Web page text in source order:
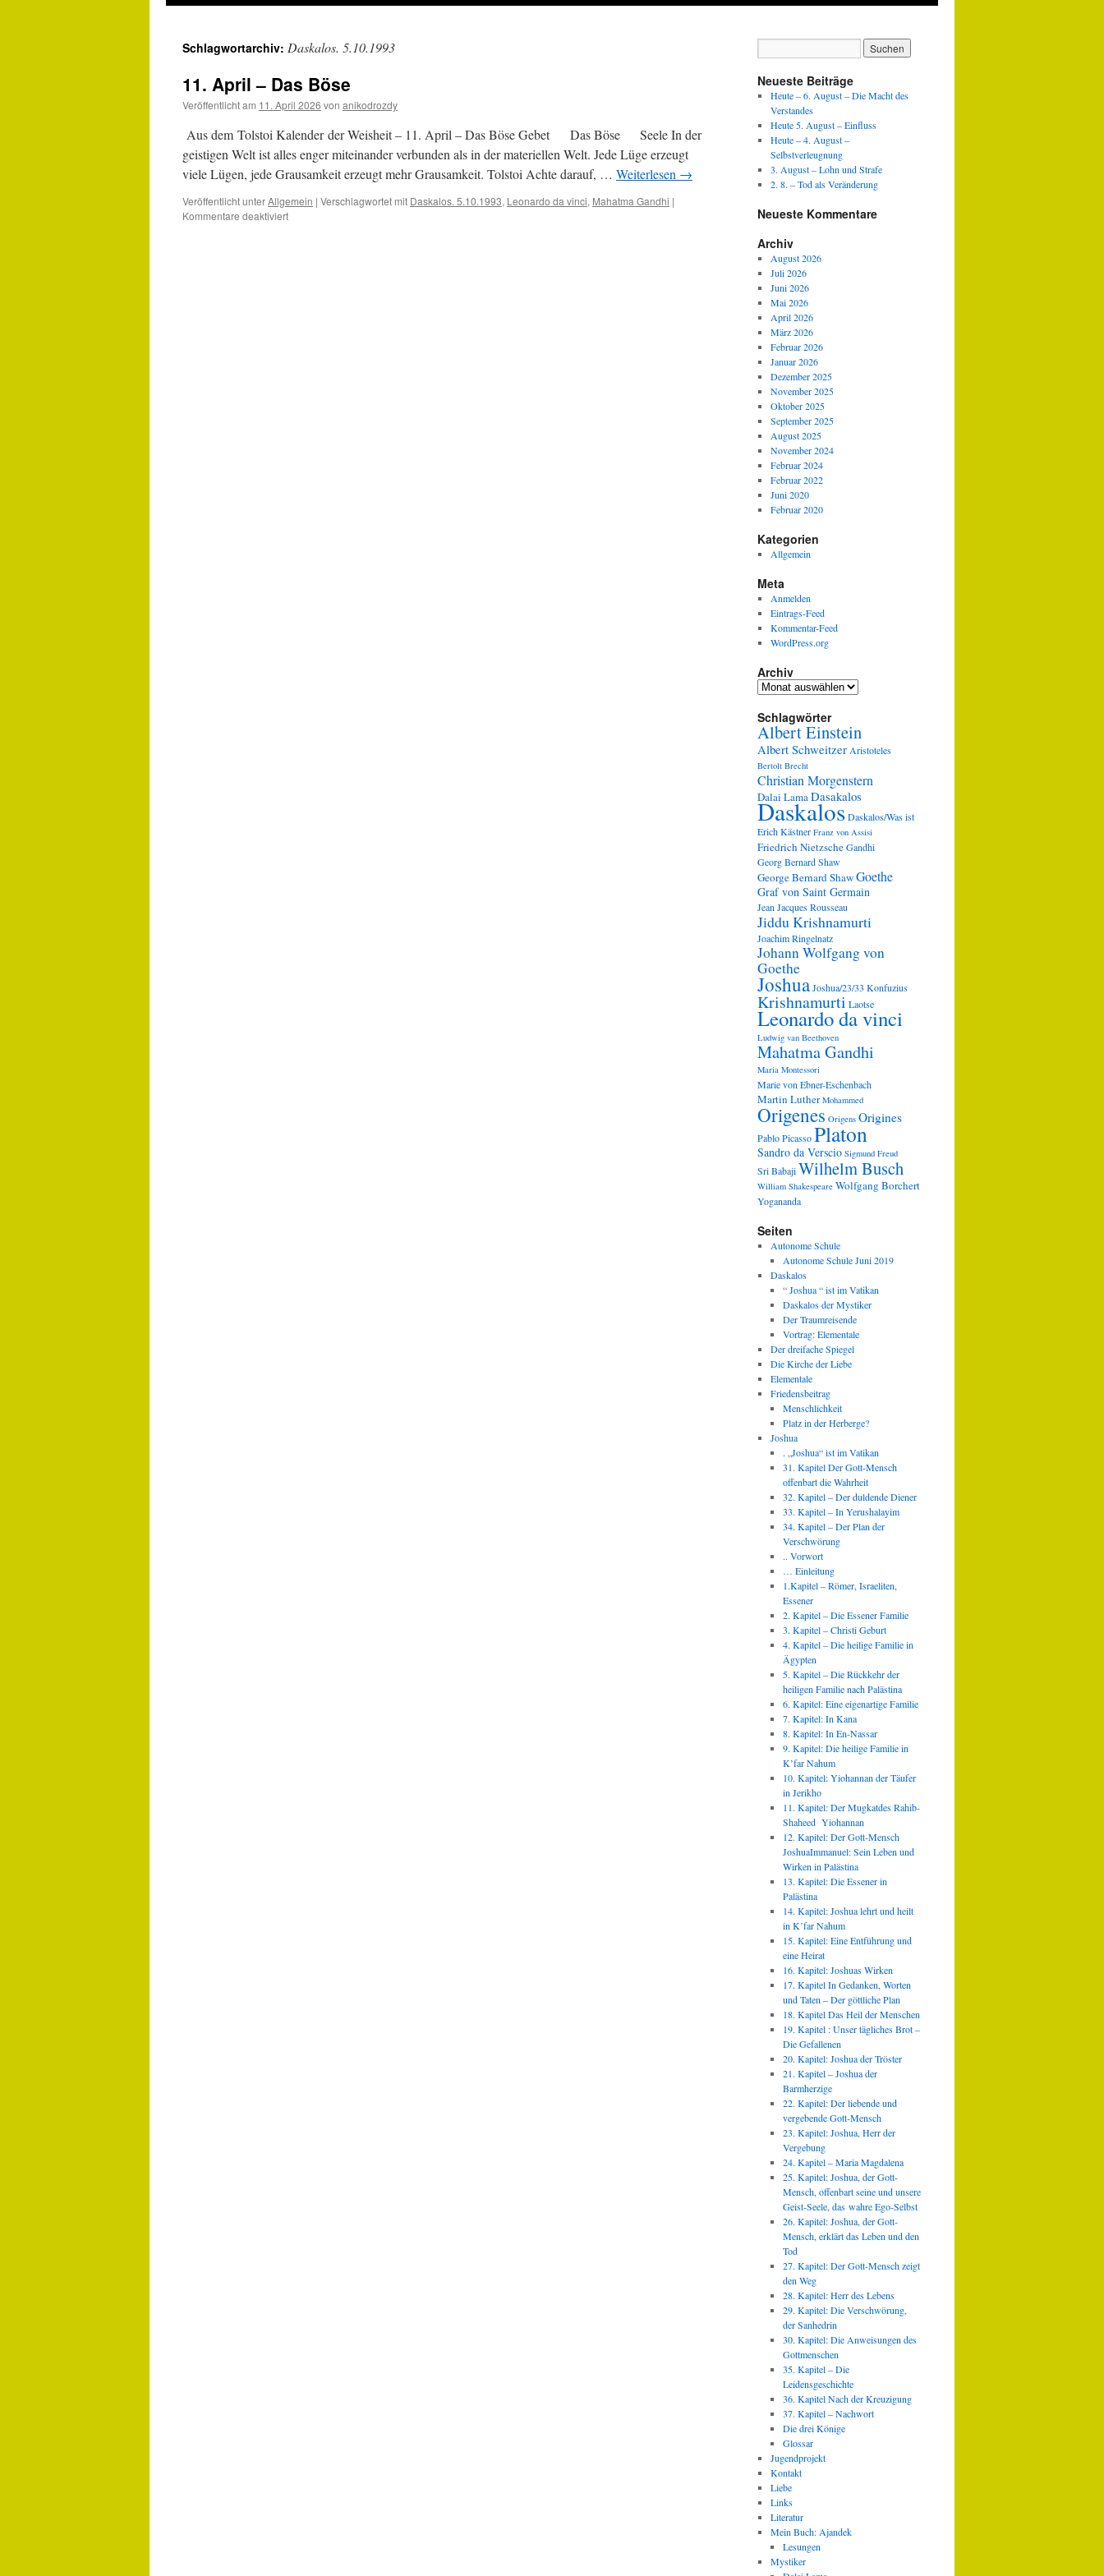
Schlagwortarchiv: Daskalos. 5.10.1993
11. April – Das Böse
Veröffentlicht am 11. April 2026 von anikodrozdy
Aus dem Tolstoi Kalender der Weisheit – 11. April – Das Böse Gebet Das Böse Seele In der
geistigen Welt ist alles enger miteinander verbunden als in der materiellen Welt. Jede Lüge erzeugt
viele Lügen, jede Grausamkeit erzeugt mehr Grausamkeit. Tolstoi Achte darauf, … Weiterlesen →
Veröffentlicht unterAllgemein | Verschlagwortet mit Daskalos. 5.10.1993, Leonardo da vinci, Mahatma Gandhi |
Kommentare deaktiviertfür
Neueste Beiträge
Heute – 6. August – Die Macht des
Verstandes
Heute 5. August – Einfluss
Heute – 4. August –
Selbstverleugnung
3. August – Lohn und Strafe
2. 8. – Tod als Veränderung
Neueste Kommentare
Archiv
August 2026
Juli 2026
Juni 2026
Mai 2026
April 2026
März 2026
Februar 2026
Januar 2026
Dezember 2025
November 2025
Oktober 2025
September 2025
August 2025
November 2024
Februar 2024
Februar 2022
Juni 2020
Februar 2020
Kategorien
Allgemein
Meta
Anmelden
Eintrags-Feed
Kommentar-Feed
WordPress.org
Archiv
Archiv
Schlagwörter
Albert Einstein
Albert Schweitzer Aristoteles
Bertolt Brecht
Christian Morgenstern
Dalai LamaDasakalos
DaskalosDaskalos/Was ist
Erich Kästner Franz von Assisi
Friedrich NietzscheGandhi
Georg Bernard Shaw
George Bernard ShawGoethe
Graf von Saint Germain
Jean Jacques Rousseau
Jiddu Krishnamurti
Joachim Ringelnatz
Johann Wolfgang von
Goethe
JoshuaJoshua/23/33 Konfuzius
Krishnamurti Laotse
Leonardo da vinci
Ludwig van Beethoven
Mahatma Gandhi
Maria Montessori
Marie von Ebner-Eschenbach
Martin Luther Mohammed
Origenes Origens Origines
Pablo PicassoPlaton
Sandro da Verscio Sigmund Freud
Sri BabajiWilhelm Busch
William Shakespeare Wolfgang Borchert
Yogananda
Seiten
Autonome Schule
Autonome Schule Juni 2019
Daskalos
“ Joshua “ ist im Vatikan
Daskalos der Mystiker
Der Traumreisende
Vortrag: Elementale
Der dreifache Spiegel
Die Kirche der Liebe
Elementale
Friedensbeitrag
Menschlichkeit
Platz in der Herberge?
Joshua
. „Joshua“ ist im Vatikan
31. Kapitel Der Gott-Mensch
offenbart die Wahrheit
32. Kapitel – Der duldende Diener
33. Kapitel – In Yerushalayim
34. Kapitel – Der Plan der
Verschwörung
.. Vorwort
… Einleitung
1.Kapitel – Römer, Israeliten,
Essener
2. Kapitel – Die Essener Familie
3. Kapitel – Christi Geburt
4. Kapitel – Die heilige Familie in
Ägypten
5. Kapitel – Die Rückkehr der
heiligen Familie nach Palästina
6. Kapitel: Eine eigenartige Familie
7. Kapitel: In Kana
8. Kapitel: In En-Nassar
9. Kapitel: Die heilige Familie in
K’far Nahum
10. Kapitel: Yiohannan der Täufer
in Jerikho
11. Kapitel: Der Mugkatdes Rahib-
Shaheed Yiohannan
12. Kapitel: Der Gott-Mensch
JoshuaImmanuel: Sein Leben und
Wirken in Palästina
13. Kapitel: Die Essener in
Palästina
14. Kapitel: Joshua lehrt und heilt
in K’far Nahum
15. Kapitel: Eine Entführung und
eine Heirat
16. Kapitel: Joshuas Wirken
17. Kapitel In Gedanken, Worten
und Taten – Der göttliche Plan
18. Kapitel Das Heil der Menschen
19. Kapitel : Unser tägliches Brot –
Die Gefallenen
20. Kapitel: Joshua der Tröster
21. Kapitel – Joshua der
Barmherzige
22. Kapitel: Der liebende und
vergebende Gott-Mensch
23. Kapitel: Joshua, Herr der
Vergebung
24. Kapitel – Maria Magdalena
25. Kapitel: Joshua, der Gott-
Mensch, offenbart seine und unsere
Geist-Seele, das wahre Ego-Selbst
26. Kapitel: Joshua, der Gott-
Mensch, erklärt das Leben und den
Tod
27. Kapitel: Der Gott-Mensch zeigt
den Weg
28. Kapitel: Herr des Lebens
29. Kapitel: Die Verschwörung,
der Sanhedrin
30. Kapitel: Die Anweisungen des
Gottmenschen
35. Kapitel – Die
Leidensgeschichte
36. Kapitel Nach der Kreuzigung
37. Kapitel – Nachwort
Die drei Könige
Glossar
Jugendprojekt
Kontakt
Liebe
Links
Literatur
Mein Buch: Ajandek
Lesungen
Mystiker